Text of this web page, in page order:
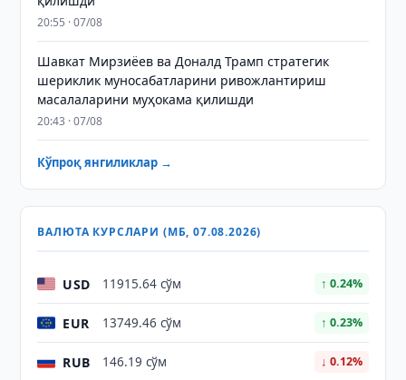
20:55 · 07/08
Шавкат Мирзиёев ва Доналд Трамп стратегик
шериклик муносабатларини ривожлантириш
масалаларини муҳокама қилишди
20:43 · 07/08
Кўпроқ янгиликлар →
ВАЛЮТА КУРСЛАРИ (МБ, 07.08.2026)
USD 11915.64 сўм ↑ 0.24%
EUR 13749.46 сўм ↑ 0.23%
RUB 146.19 сўм ↓ 0.12%